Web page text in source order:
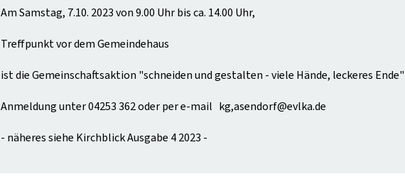
Am Samstag, 7.10. 2023 von 9.00 Uhr bis ca. 14.00 Uhr,
Treffpunkt vor dem Gemeindehaus
ist die Gemeinschaftsaktion "schneiden und gestalten - viele Hände, leckeres
Anmeldung unter 04253 362 oder per e-mail kg,asendorf@evlka.de
- näheres siehe Kirchblick Ausgabe 4 2023 -